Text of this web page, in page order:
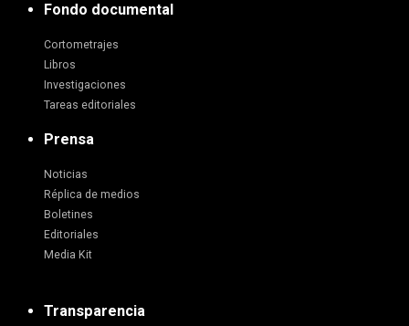
Fondo documental
Cortometrajes
Libros
Investigaciones
Tareas editoriales
Prensa
Noticias
Réplica de medios
Boletines
Editoriales
Media Kit
Transparencia